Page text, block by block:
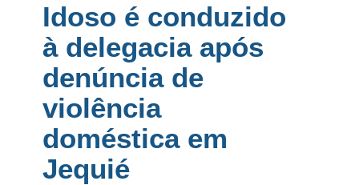
Idoso é conduzido
à delegacia após
denúncia de
violência
doméstica em
Jequié